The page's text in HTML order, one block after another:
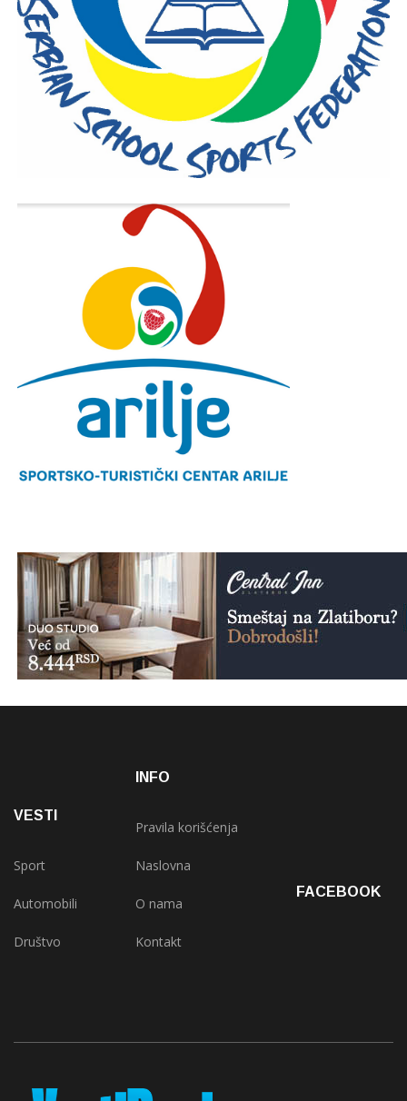
VESTI
Sport
Automobili
Društvo
INFO
Pravila korišćenja
Naslovna
O nama
Kontakt
FACEBOOK